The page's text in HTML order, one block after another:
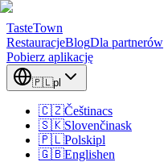
TasteTown
RestauracjeBlogDla partnerów
Pobierz aplikację
🇵🇱pl
🇨🇿Češtinacs
🇸🇰Slovenčinask
🇵🇱Polskipl
🇬🇧Englishen